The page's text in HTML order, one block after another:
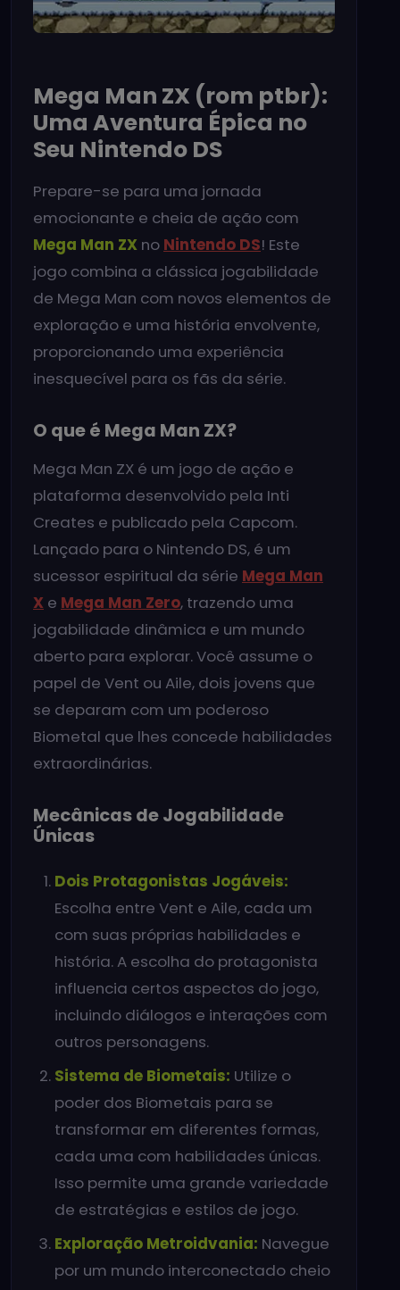
Mega Man ZX (rom ptbr):
Uma Aventura Épica no
Seu Nintendo DS
Prepare-se para uma jornada
emocionante e cheia de ação com
Mega Man ZX no Nintendo DS! Este
jogo combina a clássica jogabilidade
de Mega Man com novos elementos de
exploração e uma história envolvente,
proporcionando uma experiência
inesquecível para os fãs da série.
O que é Mega Man ZX?
Mega Man ZX é um jogo de ação e
plataforma desenvolvido pela Inti
Creates e publicado pela Capcom.
Lançado para o Nintendo DS, é um
sucessor espiritual da série Mega Man
X e Mega Man Zero, trazendo uma
jogabilidade dinâmica e um mundo
aberto para explorar. Você assume o
papel de Vent ou Aile, dois jovens que
se deparam com um poderoso
Biometal que lhes concede habilidades
extraordinárias.
Mecânicas de Jogabilidade
Únicas
Dois Protagonistas Jogáveis:
Escolha entre Vent e Aile, cada um
com suas próprias habilidades e
história. A escolha do protagonista
influencia certos aspectos do jogo,
incluindo diálogos e interações com
outros personagens.
Sistema de Biometais: Utilize o
poder dos Biometais para se
transformar em diferentes formas,
cada uma com habilidades únicas.
Isso permite uma grande variedade
de estratégias e estilos de jogo.
Exploração Metroidvania: Navegue
por um mundo interconectado cheio